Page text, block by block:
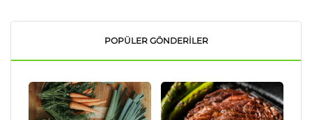
POPÜLER GÖNDERILER